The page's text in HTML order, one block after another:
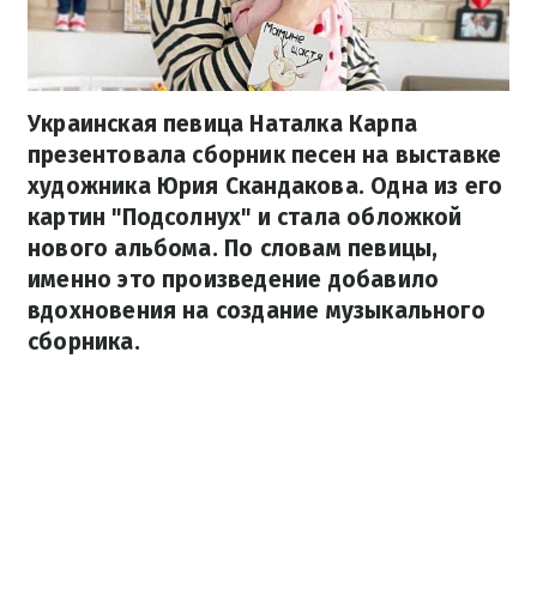
Украинская певица Наталка Карпа
презентовала сборник песен на выставке
художника Юрия Скандакова. Одна из его
картин "Подсолнух" и стала обложкой
нового альбома. По словам певицы,
именно это произведение добавило
вдохновения на создание музыкального
сборника.